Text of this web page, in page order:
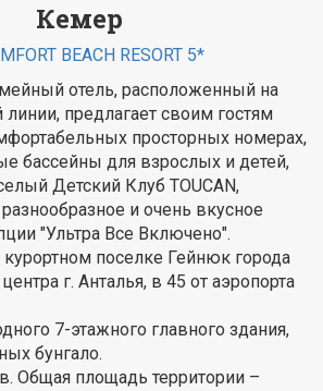
Кемер
BEACH RESORT 5*
отель, расположенный на
предлагает своим гостям
просторных номерах,
бассейны для взрослых и детей,
Детский Клуб TOUCAN,
и очень вкусное
"Ультра Все Включено".
курортном поселке Гейнюк города
г. Анталья, в 45 от аэропорта
7-этажного главного здания,
бунгало.
Общая площадь территории –